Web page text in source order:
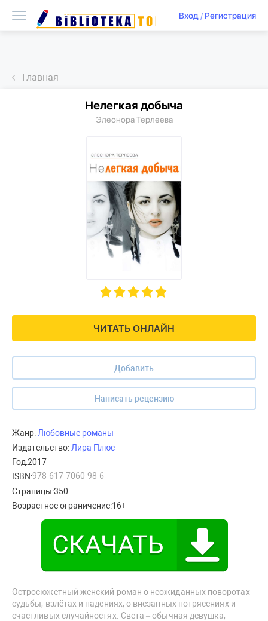
Вход/ Регистрация
Главная
ЧИТАТЬ ОНЛАЙН
Добавить
Написать рецензию
Нелегкая добыча
Элеонора Терлеева
Жанр:Любовные романы
Издательство: Лира Плюс
Год:2017
ISBN:978-617-7060-98-6
Страницы:350
Возрастное ограничение:16+
Остросюжетный женский роман о неожиданных поворотах
судьбы, взлётах и падениях, о внезапных потрясениях и
счастливых случайностях. Света – обычная девушка,